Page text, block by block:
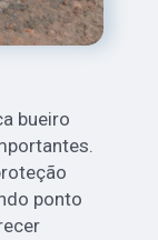
bueiro
ponto